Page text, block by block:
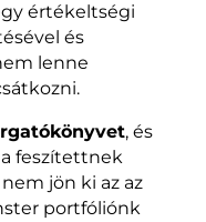
értékeltségi
és
lenne
, és
feszítettnek
jön ki az az
portfóliónk